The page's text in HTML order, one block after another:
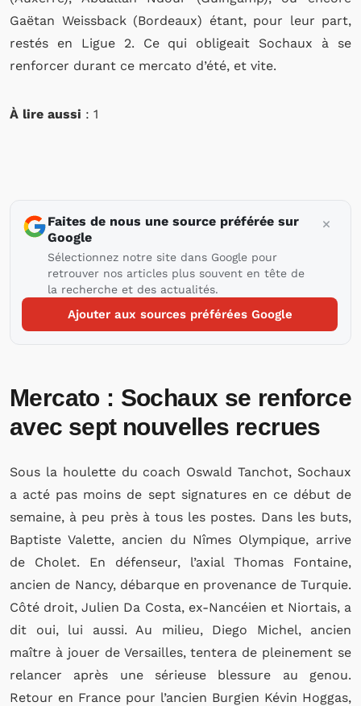
Gaëtan Weissback (Bordeaux) étant, pour leur part,
restés en Ligue 2. Ce qui obligeait Sochaux à se
renforcer durant ce mercato d’été, et vite.
À lire aussi : 1
Faites de nous une source préférée sur
Google
Sélectionnez notre site dans Google pour
retrouver nos articles plus souvent en tête de
la recherche et des actualités.
Ajouter aux sources préférées Google
Mercato : Sochaux se renforce
avec sept nouvelles recrues
Sous la houlette du coach Oswald Tanchot, Sochaux
a acté pas moins de sept signatures en ce début de
semaine, à peu près à tous les postes. Dans les buts,
Baptiste Valette, ancien du Nîmes Olympique, arrive
de Cholet. En défenseur, l’axial Thomas Fontaine,
ancien de Nancy, débarque en provenance de Turquie.
Côté droit, Julien Da Costa, ex-Nancéien et Niortais, a
dit oui, lui aussi. Au milieu, Diego Michel, ancien
maître à jouer de Versailles, tentera de pleinement se
relancer après une sérieuse blessure au genou.
Retour en France pour l’ancien Burgien Kévin Hoggas,